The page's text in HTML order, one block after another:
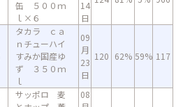
缶 ５００ｍ
ｌ×６
14
日
タカラ ｃａ
ｎチューハイ
すみか国産ゆ
ず ３５０ｍ
ｌ
09
月
23
日
120 62% 59% 117
サッポロ 麦
08